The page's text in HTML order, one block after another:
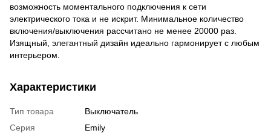
возможность моментального подключения к сети
электрического тока и не искрит. Минимальное количество
включения/выключения рассчитано не менее 20000 раз.
Изящный, элегантный дизайн идеально гармонирует с любым
интерьером.
Характеристики
Тип товара
Выключатель
Серия
Emily